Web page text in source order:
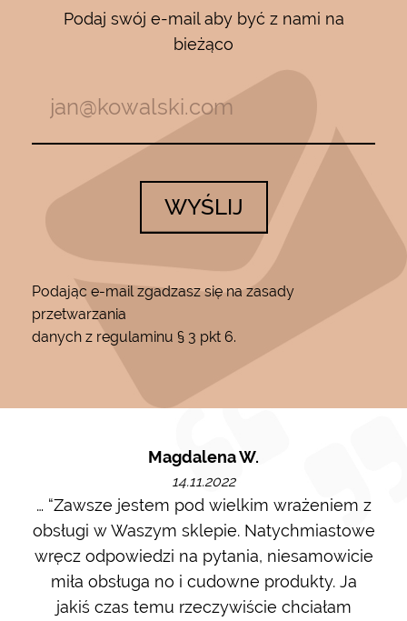
Podaj swój e-mail aby być z nami na
bieżąco
WYŚLIJ
Podając e-mail zgadzasz się na zasady
przetwarzania
danych z regulaminu § 3 pkt 6.
Magdalena W.
14.11.2022
… “Zawsze jestem pod wielkim wrażeniem z
obsługi w Waszym sklepie. Natychmiastowe
wręcz odpowiedzi na pytania, niesamowicie
miła obsługa no i cudowne produkty. Ja
jakiś czas temu rzeczywiście chciałam